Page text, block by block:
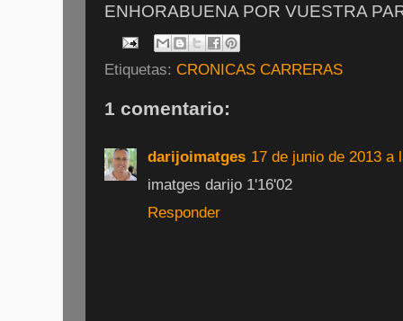
ENHORABUENA POR VUESTRA
Etiquetas: CRONICAS CARRERAS
1 comentario:
darijoimatges 17 de junio de 2013 a
imatges darijo 1'16'02
Responder